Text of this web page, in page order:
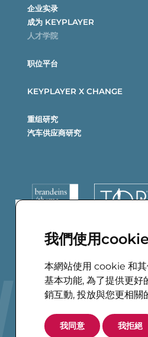
我們使用
本網站使用 cookie 和
基本功能, 為了提供更好
銷互動, 投放與您更相關
我同意 我拒絕
企业实录
成为 KEYPLAYER
人才学院
职位平台
KEYPLAYER X CHANGE
重组研究
汽车供应商研究